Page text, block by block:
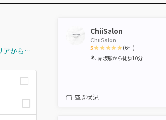
九州・沖縄/福岡県/エリアから選ぶ/警固・赤坂・大濠
ChiiSalon
ChiiSalon
5
1 2 3 4 5
(6件)
赤坂駅から徒歩10分
空き状況